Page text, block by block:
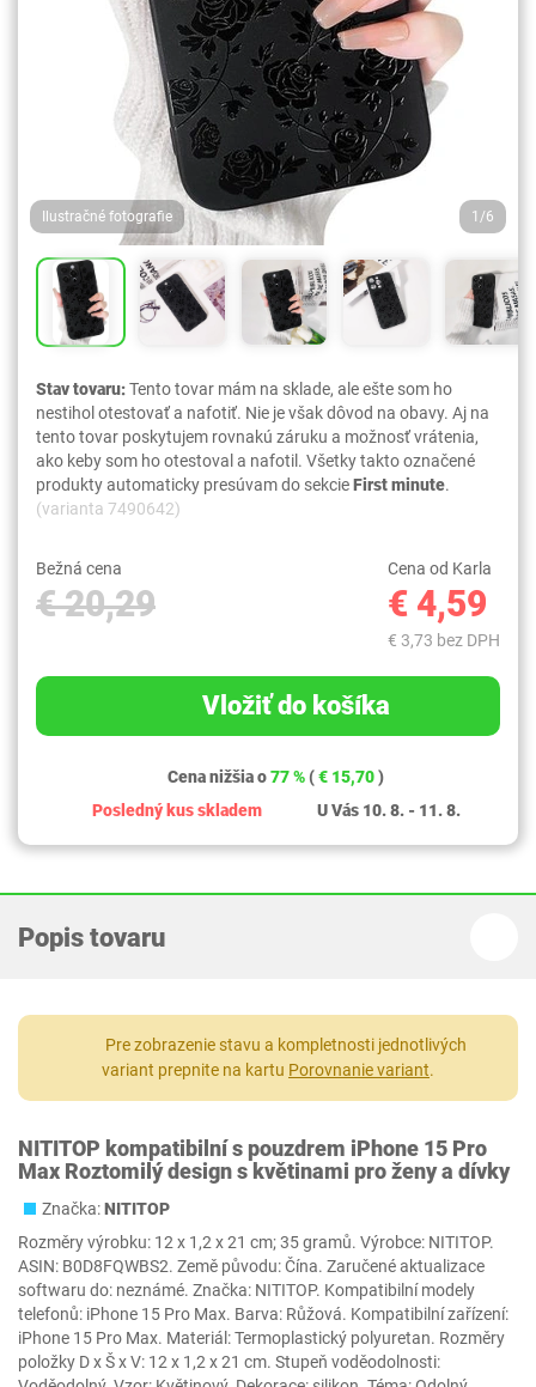
Ilustračné fotografie 1/6
Stav tovaru:Tento tovar mám na sklade, ale ešte som ho
nestihol otestovať a nafotiť. Nie je však dôvod na obavy. Aj na
tento tovar poskytujem rovnakú záruku a možnosť vrátenia,
ako keby som ho otestoval a nafotil. Všetky takto označené
produkty automaticky presúvam do sekcieFirst minute.
(varianta 7490642)
Bežná cena
€ 20,29
Cena od Karla
€ 4,59
€ 3,73 bez DPH
Vložiť do košíka
Cena nižšia o77 % (€ 15,70)
Posledný kus skladem
U Vás 10. 8. - 11. 8.
Popis tovaru
Pre zobrazenie stavu a kompletnosti jednotlivých
variant prepnite na kartu Porovnanie variant.
NITITOP kompatibilní s pouzdrem iPhone 15 Pro
Max Roztomilý design s květinami pro ženy a dívky
Značka:NITITOP
Rozměry výrobku: 12 x 1,2 x 21 cm; 35 gramů. Výrobce: NITITOP.
ASIN: B0D8FQWBS2. Země původu: Čína. Zaručené aktualizace
softwaru do: neznámé. Značka: NITITOP. Kompatibilní modely
telefonů: iPhone 15 Pro Max. Barva: Růžová. Kompatibilní zařízení:
iPhone 15 Pro Max. Materiál: Termoplastický polyuretan. Rozměry
položky D x Š x V: 12 x 1,2 x 21 cm. Stupeň voděodolnosti: